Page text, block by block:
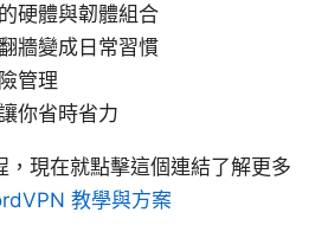
硬體與韌體組合
牆變成日常習慣
管理
你省時省力
，現在就點擊這個連結了解更多
教學與方案